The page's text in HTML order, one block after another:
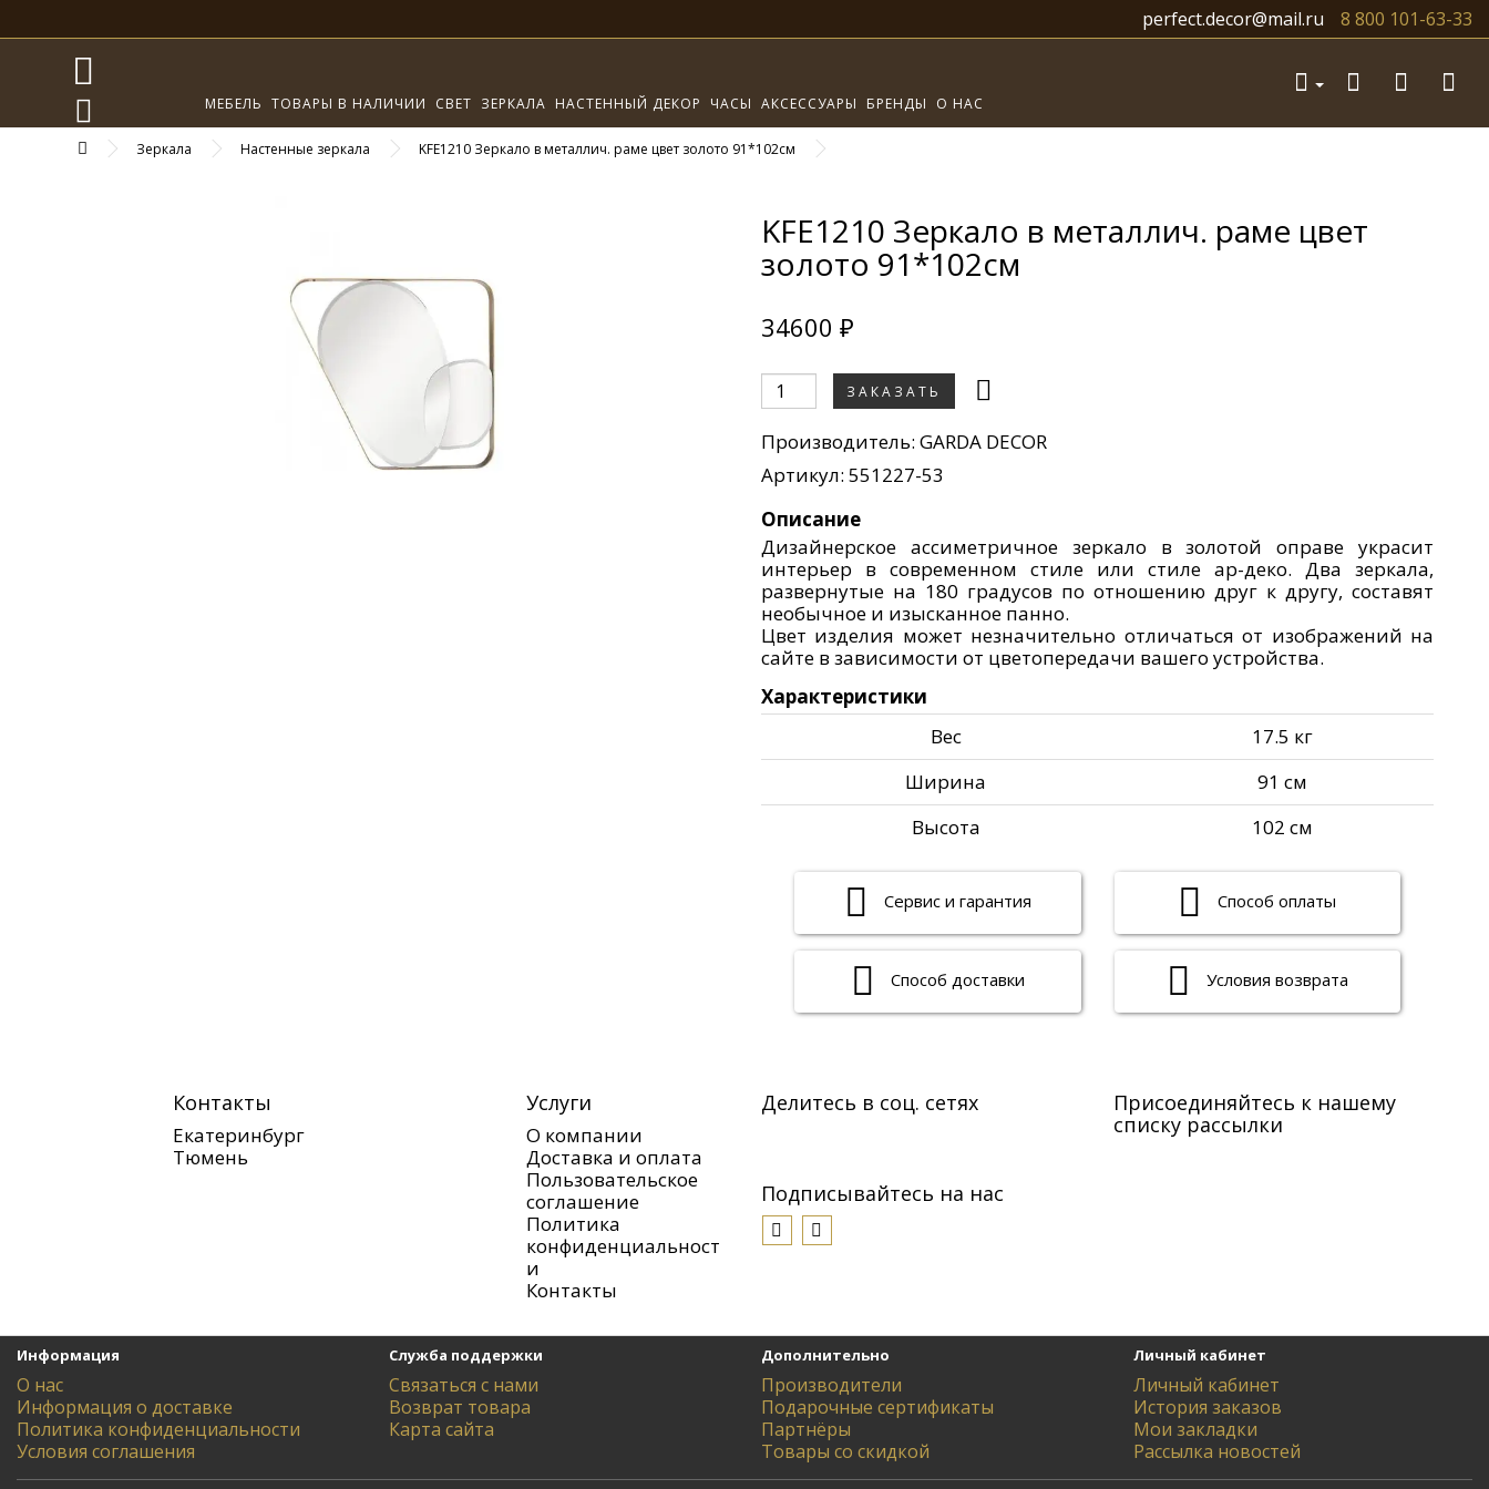
8 800 101-63-33
perfect.decor@mail.ru
МЕБЕЛЬ ТОВАРЫ В НАЛИЧИИ СВЕТ ЗЕРКАЛА НАСТЕННЫЙ ДЕКОР ЧАСЫ АКСЕССУАРЫ БРЕНДЫ О НАС
Зеркала Настенные зеркала KFE1210 Зеркало в металлич. раме цвет золото 91*102см
KFE1210 Зеркало в металлич. раме цвет
золото 91*102см
34600 ₽
ЗАКАЗАТЬ
Производитель: GARDA DECOR
Артикул: 551227-53
Описание
Дизайнерское ассиметричное зеркало в золотой оправе украсит
интерьер в современном стиле или стиле ар-деко. Два зеркала,
развернутые на 180 градусов по отношению друг к другу, составят
необычное и изысканное панно.
Цвет изделия может незначительно отличаться от изображений на
сайте в зависимости от цветопередачи вашего устройства.
Характеристики
Вес
17.5 кг
Ширина
91 см
Высота
102 см
Сервис и гарантия Способ оплаты
Способ доставки Условия возврата
Контакты
Екатеринбург
Тюмень
Услуги
О компании
Доставка и оплата
Пользовательское
соглашение
Политика
конфиденциальност
и
Контакты
Делитесь в соц. сетях
Подписывайтесь на нас
Присоединяйтесь к нашему
списку рассылки
Информация
О нас
Информация о доставке
Политика конфиденциальности
Условия соглашения
Служба поддержки
Связаться с нами
Возврат товара
Карта сайта
Дополнительно
Производители
Подарочные сертификаты
Партнёры
Товары со скидкой
Личный кабинет
Личный кабинет
История заказов
Мои закладки
Рассылка новостей